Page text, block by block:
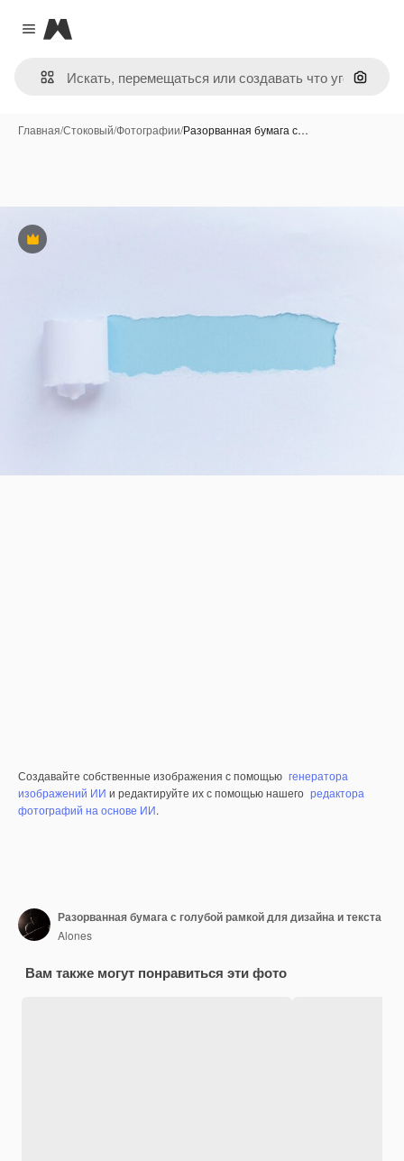
Close menu
Magnific
Поиск
Главная/Стоковый/Фотографии/Разорванная бумага с…
Премиум
Создавайте собственные изображения с помощью генератора
изображений ИИ и редактируйте их с помощью нашего редактора
фотографий на основе ИИ.
Разорванная бумага с голубой рамкой для дизайна и текста
Alones
Вам также могут понравиться эти фото